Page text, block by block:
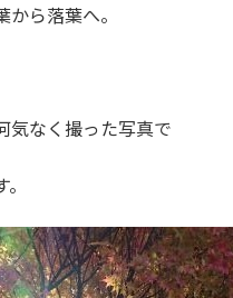
ら落葉へ。
気なく撮った写真で